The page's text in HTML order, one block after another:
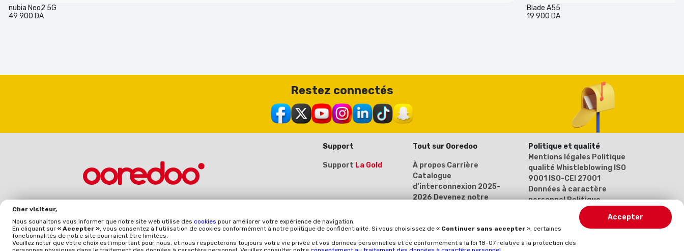
Cher visiteur,
Nous souhaitons vous informer que notre site web utilise des cookies pour améliorer votre expérience de navigation.
En cliquant sur « Accepter », vous consentez à l'utilisation de cookies conformément à notre politique de confidentialité. Si vous choisissez de « Continuer sans accepter », certaines
fonctionnalités de notre site pourraient être limitées.
Veuillez noter que votre choix est important pour nous, et nous respecterons toujours votre vie privée et vos données personnelles et ce conformément à la loi 18-07 relative à la protection des
Accepter
nubia Neo2 5G
49 900 DA
Blade A55
19 900 DA
Restez connectés
Abonnez-vous à notre newsletter
Support
Support La Gold
Tout sur Ooredoo
À propos Carrière
Catalogue
d’interconnexion 2025-
2026 Devenez notre
Politique et qualité
Mentions légales Politique
qualité Whistleblowing ISO
9001
ISO-CEI 27001
Données à caractère
personnelPolitique
générale de protection des